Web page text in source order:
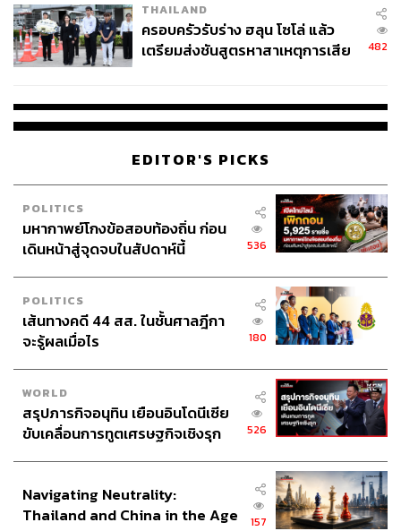
อดีตช่างภาพประจำสำนักข่าว THE
STANDARD ปัจจุบันเป็นช่างภาพอิสระ และ
นักศึกษาปริญญาโทด้าน Gender & Media ณ
กรุงลอนดอน | Instagram: junewatsamon
THAILAND
ครอบครัวรับร่าง ฮลุน โซโล่ แล้ว
เตรียมส่งชันสูตรหาสาเหตุการเสีย
482
EDITOR'S PICKS
POLITICS
มหากาพย์โกงข้อสอบท้องถิ่น ก่อน
เดินหน้าสู่จุดจบในสัปดาห์นี้
536
POLITICS
เส้นทางคดี 44 สส. ในชั้นศาลฎีกา
จะรู้ผลเมื่อไร
180
WORLD
สรุปภารกิจอนุทิน เยือนอินโดนีเซีย
ขับเคลื่อนการทูตเศรษฐกิจเชิงรุก
526
Navigating Neutrality:
Thailand and China in the Age
157